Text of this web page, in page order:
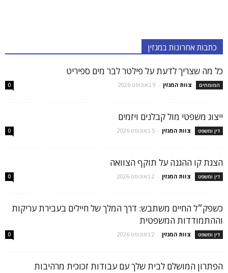
כתבות אחרונות במגזין
כל מה שצריך לדעת על פילטר לבר מים ספיריט
המומחים צוות המגזין - 9 באוגוסט 2026 0
ייצוג משפטי מול קבלנים ויזמים
דין ומשפט צוות המגזין - 5 באוגוסט 2026 0
הצגת קו ההגנה על תוקף הצוואה
דין ומשפט צוות המגזין - 2 באוגוסט 2026 0
כשפק״ל החיים משתבש: דרך המלך של חיילים בעבירת עריקות
וההתמודדות המשפטית
דין ומשפט צוות המגזין - 2 באוגוסט 2026 0
הפתרון המושלם לבית שלך עם עבודות זכוכית מרהיבות